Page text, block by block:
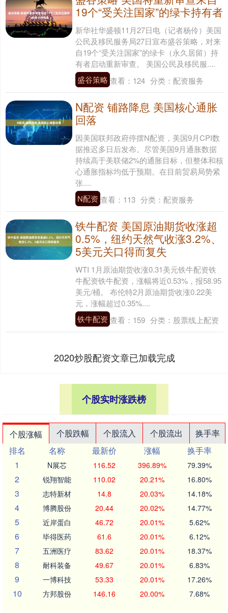
19个“受关注国家”的绿卡持有者
新华社华盛顿11月27日电（记者杨伶）美国
公民及移民服务局27日宣布盛谷策略，对来
自19个“受关注国家”的绿卡（永久居留）持
有者启动重新审查。 美国公民及移民服....
盛谷策略 查看： 124 分类： 配资服务
N配资 铺路降息 美国核心通胀
回落
因美国联邦政府停摆N配资，美国9月CPI数
据推迟多日后发布。尽管美国9月通胀数据
持续高于美联储2%的通胀目标，但整体和核
心通胀指标均低于预期。在目前贸易局势紧
张....
N配资 查看： 113 分类： 配资服务
铁牛配资 美国原油期货收涨超
0.5%，纽约天然气收涨3.2%、
5美元关口得而复失
WTI 1月原油期货收涨0.31美元铁牛配资铁
牛配资铁牛配资，涨幅将近0.53%，报58.95
美元/桶。 布伦特2月原油期货收涨0.22美
元，涨幅超过0.35%....
铁牛配资 查看： 159 分类： 股票线上配资
2020炒股配资文章已加载完成
个股实时涨跌榜
个股涨幅 个股跌幅 个股流入 个股流出
换手率
排名
名称 最新价 涨幅
换手率
1
N展芯 116.52 396.89% 79.39%
2 锐翔智能 110.02 20.21% 16.80%
3 志特新材 14.8 20.03% 14.18%
4 博腾股份 20.44 20.02% 14.77%
5 近岸蛋白 46.72 20.01% 5.62%
6 毕得医药 61.6 20.01% 6.12%
7 五洲医疗 83.62 20.01% 18.37%
8 耐科装备 49.67 20.01% 6.83%
9 一博科技 53.33 20.01% 17.26%
10 方邦股份 146.16 20.00% 7.68%